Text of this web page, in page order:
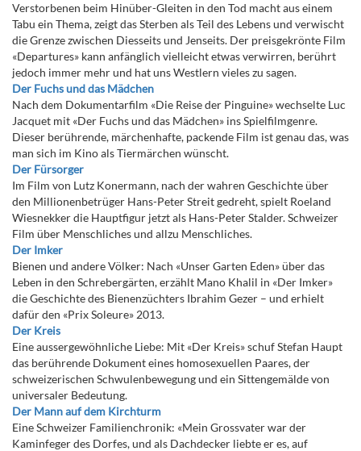
Verstorbenen beim Hinüber-Gleiten in den Tod macht aus einem
Tabu ein Thema, zeigt das Sterben als Teil des Lebens und verwischt
die Grenze zwischen Diesseits und Jenseits. Der preisgekrönte Film
«Departures» kann anfänglich vielleicht etwas verwirren, berührt
jedoch immer mehr und hat uns Westlern vieles zu sagen.
Der Fuchs und das Mädchen
Nach dem Dokumentarfilm «Die Reise der Pinguine» wechselte Luc
Jacquet mit «Der Fuchs und das Mädchen» ins Spielfilmgenre.
Dieser berührende, märchenhafte, packende Film ist genau das, was
man sich im Kino als Tiermärchen wünscht.
Der Fürsorger
Im Film von Lutz Konermann, nach der wahren Geschichte über
den Millionenbetrüger Hans-Peter Streit gedreht, spielt Roeland
Wiesnekker die Hauptfigur jetzt als Hans-Peter Stalder. Schweizer
Film über Menschliches und allzu Menschliches.
Der Imker
Bienen und andere Völker: Nach «Unser Garten Eden» über das
Leben in den Schrebergärten, erzählt Mano Khalil in «Der Imker»
die Geschichte des Bienenzüchters Ibrahim Gezer – und erhielt
dafür den «Prix Soleure» 2013.
Der Kreis
Eine aussergewöhnliche Liebe: Mit «Der Kreis» schuf Stefan Haupt
das berührende Dokument eines homosexuellen Paares, der
schweizerischen Schwulenbewegung und ein Sittengemälde von
universaler Bedeutung.
Der Mann auf dem Kirchturm
Eine Schweizer Familienchronik: «Mein Grossvater war der
Kaminfeger des Dorfes, und als Dachdecker liebte er es, auf